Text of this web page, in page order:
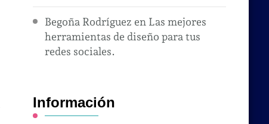
Begoña Rodríguez en Las mejores
herramientas de diseño para tus
redes sociales.
Información